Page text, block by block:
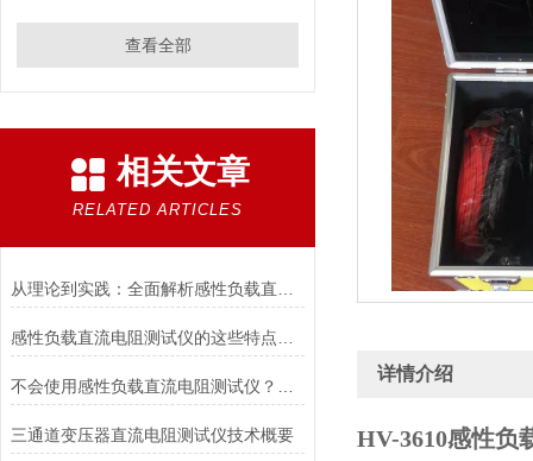
查看全部
相关文章
RELATED ARTICLES
三通道变压器直流电阻测试仪技术概要
详情介绍
HV-3610感性负